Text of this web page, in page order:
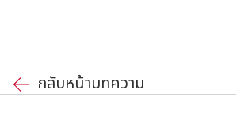
กลับหน้าบทความ